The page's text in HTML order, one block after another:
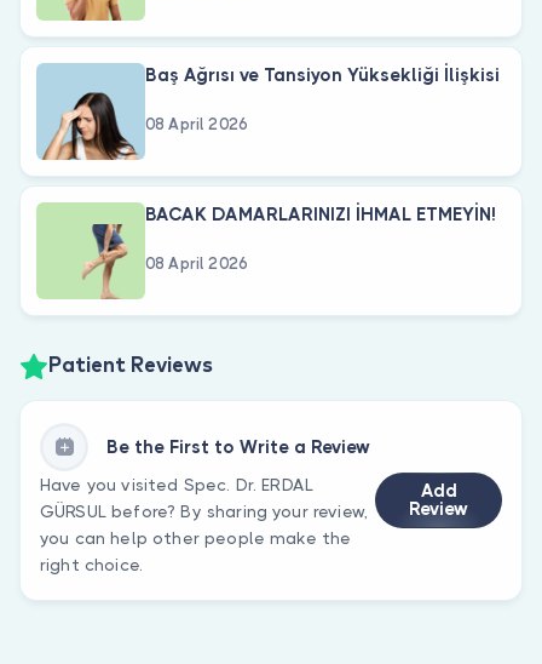
Baş Ağrısı ve Tansiyon Yüksekliği İlişkisi
08 April 2026
BACAK DAMARLARINIZI İHMAL ETMEYİN!
08 April 2026
Patient Reviews
Be the First to Write a Review
Have you visited Spec. Dr. ERDAL
GÜRSUL before? By sharing your review,
you can help other people make the
right choice.
Add
Review